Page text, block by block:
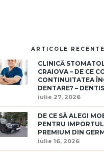
ARTICOLE RECENTE
CLINICĂ
CRAIOVA – DE CE
CONTINUITATEA
DENTARE? –
iulie 27, 2026
DE CE SĂ ALEGI
PENTRU
PREMIUM DIN
iulie 16, 2026